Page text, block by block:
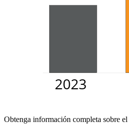
Obtenga información completa sobre el